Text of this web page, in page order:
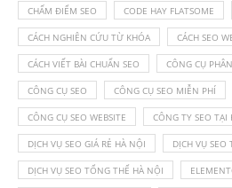
CHẤM ĐIỂM SEO CODE HAY FLATSOME
CÁCH NGHIÊN CỨU TỪ KHÓA CÁCH SEO
CÁCH VIẾT BÀI CHUẨN SEO CÔNG CỤ
CÔNG CỤ SEO CÔNG CỤ SEO MIỄN PHÍ
CÔNG CỤ SEO WEBSITE CÔNG TY SEO TẠI
DỊCH VỤ SEO GIÁ RẺ HÀ NỘI DỊCH VỤ SEO
DỊCH VỤ SEO TỔNG THỂ HÀ NỘI